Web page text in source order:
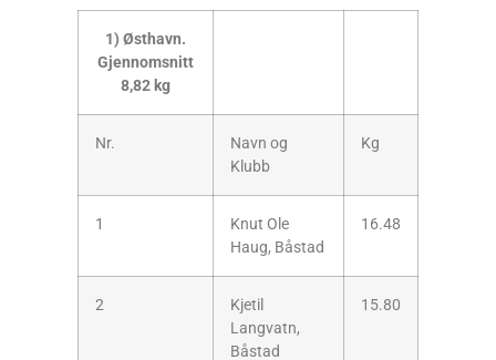
1) Østhavn.
Gjennomsnitt
8,82 kg
Nr.
Navn og
Klubb
Kg
1
Knut Ole
Haug, Båstad
16.48
2
Kjetil
Langvatn,
Båstad
15.80